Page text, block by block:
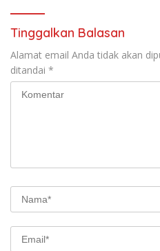
Tinggalkan Balasan
Alamat email Anda tidak akan
ditandai *